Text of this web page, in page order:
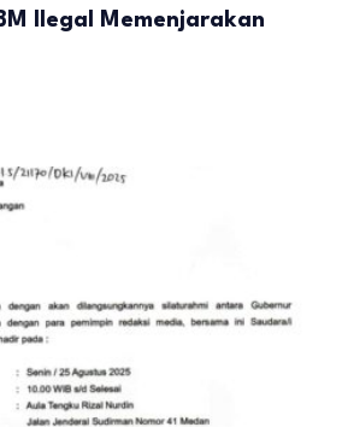
Ilegal Memenjarakan